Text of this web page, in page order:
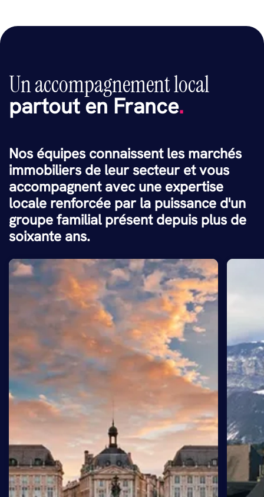
Un accompagnement local
partout en France.
Nos équipes connaissent les marchés
immobiliers de leur secteur et vous
accompagnent avec une expertise
locale renforcée par la puissance d'un
groupe familial présent depuis plus de
soixante ans.